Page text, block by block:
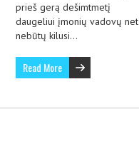
prieš gerą dešimtmetį
daugeliui įmonių vadovų net
nebūtų kilusi…
Read More